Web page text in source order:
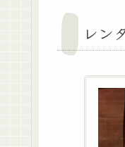
レン